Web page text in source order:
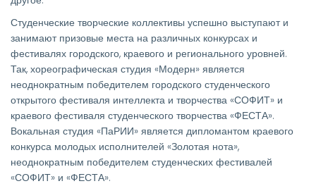
Студенческие творческие коллективы успешно выступают и
занимают призовые места на различных конкурсах и
фестивалях городского, краевого и регионального уровней.
Так, хореографическая студия «Модерн» является
неоднократным победителем городского студенческого
открытого фестиваля интеллекта и творчества «СОФИТ» и
краевого фестиваля студенческого творчества «ФЕСТА».
Вокальная студия «ПаРИИ» является дипломантом краевого
конкурса молодых исполнителей «Золотая нота»,
неоднократным победителем студенческих фестивалей
«СОФИТ» и «ФЕСТА».